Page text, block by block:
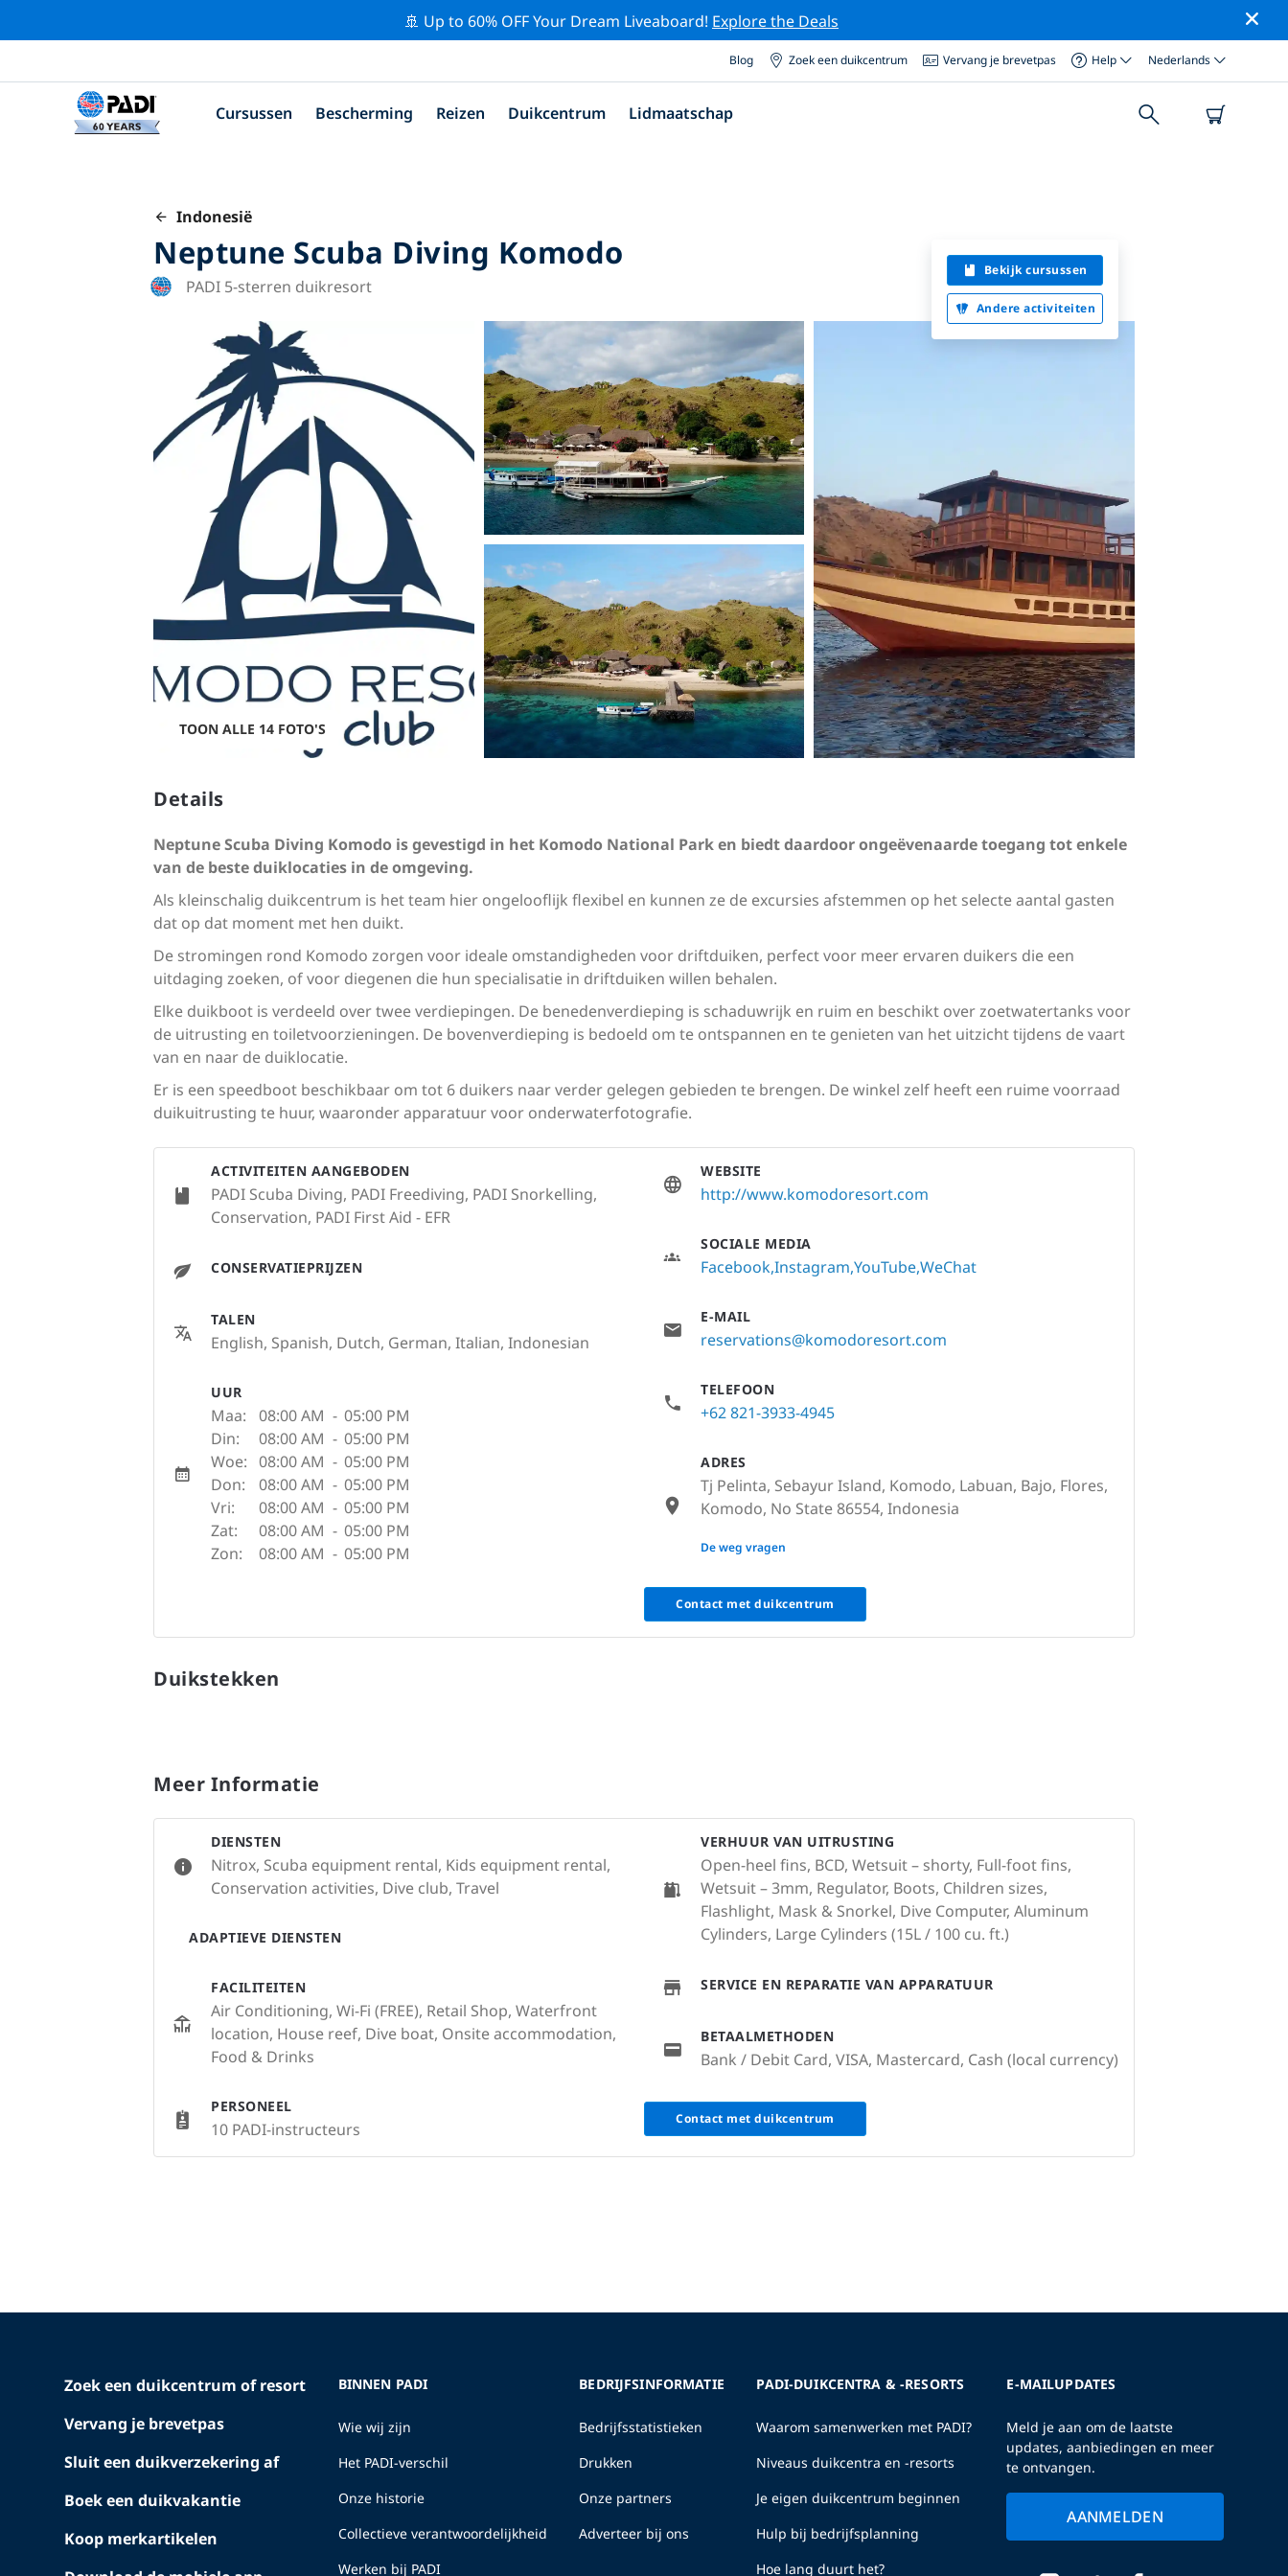
🚢 Up to 60% OFF Your Dream Liveaboard! Explore the Deals
Blog Zoek een duikcentrum Vervang je brevetpas Help Nederlands
Cursussen Bescherming Reizen Duikcentrum Lidmaatschap
Indonesië
Neptune Scuba Diving Komodo
PADI 5-sterren duikresort
Bekijk cursussen
Andere activiteiten
TOON ALLE 14 FOTO'S
Details
Neptune Scuba Diving Komodo is gevestigd in het Komodo National Park en biedt daardoor ongeëvenaarde toegang tot enkele
van de beste duiklocaties in de omgeving.
Als kleinschalig duikcentrum is het team hier ongelooflijk flexibel en kunnen ze de excursies afstemmen op het selecte aantal gasten
dat op dat moment met hen duikt.
De stromingen rond Komodo zorgen voor ideale omstandigheden voor driftduiken, perfect voor meer ervaren duikers die een
uitdaging zoeken, of voor diegenen die hun specialisatie in driftduiken willen behalen.
Elke duikboot is verdeeld over twee verdiepingen. De benedenverdieping is schaduwrijk en ruim en beschikt over zoetwatertanks voor
de uitrusting en toiletvoorzieningen. De bovenverdieping is bedoeld om te ontspannen en te genieten van het uitzicht tijdens de vaart
van en naar de duiklocatie.
Er is een speedboot beschikbaar om tot 6 duikers naar verder gelegen gebieden te brengen. De winkel zelf heeft een ruime voorraad
duikuitrusting te huur, waaronder apparatuur voor onderwaterfotografie.
ACTIVITEITEN AANGEBODEN
PADI Scuba Diving, PADI Freediving, PADI Snorkelling,
Conservation, PADI First Aid - EFR
CONSERVATIEPRIJZEN
TALEN
English, Spanish, Dutch, German, Italian, Indonesian
UUR
Maa: 08:00 AM - 05:00 PM
Din:
08:00 AM - 05:00 PM
Woe: 08:00 AM - 05:00 PM
Don:
08:00 AM - 05:00 PM
Vri:
08:00 AM - 05:00 PM
Zat:
08:00 AM - 05:00 PM
Zon:
08:00 AM - 05:00 PM
WEBSITE
http://www.komodoresort.com
SOCIALE MEDIA
FacebookInstagram YouTubeWeChat
E-MAIL
reservations@komodoresort.com
TELEFOON
+62 821-3933-4945
ADRES
Tj Pelinta, Sebayur Island, Komodo, Labuan, Bajo, Flores,
Komodo, No State 86554, Indonesia
None
De weg vragen
Contact met duikcentrum
Duikstekken
Meer Informatie
DIENSTEN
Nitrox, Scuba equipment rental, Kids equipment rental,
Conservation activities, Dive club, Travel
ADAPTIEVE DIENSTEN
FACILITEITEN
Air Conditioning, Wi-Fi (FREE), Retail Shop, Waterfront
location, House reef, Dive boat, Onsite accommodation,
Food & Drinks
PERSONEEL
10 PADI-instructeurs
VERHUUR VAN UITRUSTING
Open-heel fins, BCD, Wetsuit – shorty, Full-foot fins,
Wetsuit – 3mm, Regulator, Boots, Children sizes,
Flashlight, Mask & Snorkel, Dive Computer, Aluminum
Cylinders, Large Cylinders (15L / 100 cu. ft.)
SERVICE EN REPARATIE VAN APPARATUUR
BETAALMETHODEN
Bank / Debit Card, VISA, Mastercard, Cash (local currency)
Contact met duikcentrum
Zoek een duikcentrum of resort
Vervang je brevetpas
Sluit een duikverzekering af
Boek een duikvakantie
Koop merkartikelen
BINNEN PADI
Wie wij zijn
Het PADI-verschil
Onze historie
Collectieve verantwoordelijkheid
Werken bij PADI
BEDRIJFSINFORMATIE
Bedrijfsstatistieken
Drukken
Onze partners
Adverteer bij ons
PADI-DUIKCENTRA & -RESORTS
Waarom samenwerken met PADI?
Niveaus duikcentra en -resorts
Je eigen duikcentrum beginnen
Hulp bij bedrijfsplanning
Hoe lang duurt het?
E-MAILUPDATES
Meld je aan om de laatste
updates, aanbiedingen en meer
te ontvangen.
AANMELDEN